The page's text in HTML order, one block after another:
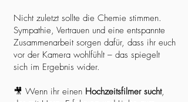
Nicht zuletzt sollte die Chemie stimmen.
Sympathie, Vertrauen und eine entspannte
Zusammenarbeit sorgen dafür, dass ihr euch
vor der Kamera wohlfühlt – das spiegelt
sich im Ergebnis wider.
🎥 Wenn ihr einen Hochzeitsfilmer sucht,